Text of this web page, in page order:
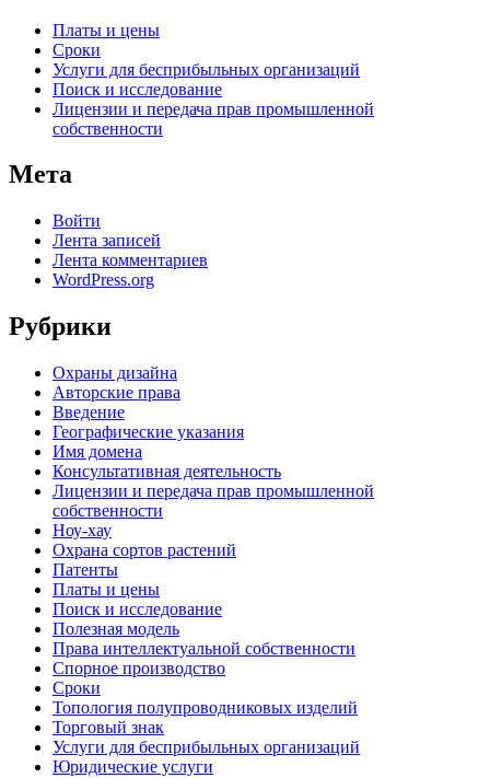
Платы и цены
Сроки
Услуги для беcприбыльных организаций
Поиск и исследование
Лицензии и передача прав промышленной
собственности
Мета
Войти
Лента записей
Лента комментариев
WordPress.org
Рубрики
Oхраны дизайна
Авторские права
Введение
Географические указания
Имя домена
Консультативная деятельность
Лицензии и передача прав промышленной
собственности
Ноу-хау
Охрана сортов растений
Патенты
Платы и цены
Поиск и исследование
Полезная модель
Права интеллектуальной собственности
Спорное производство
Сроки
Топология полупроводниковых изделий
Торговый знак
Услуги для беcприбыльных организаций
Юридические услуги